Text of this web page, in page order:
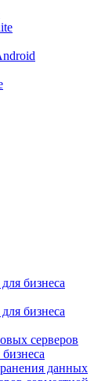
бизнеса
бизнеса
серверов
данных